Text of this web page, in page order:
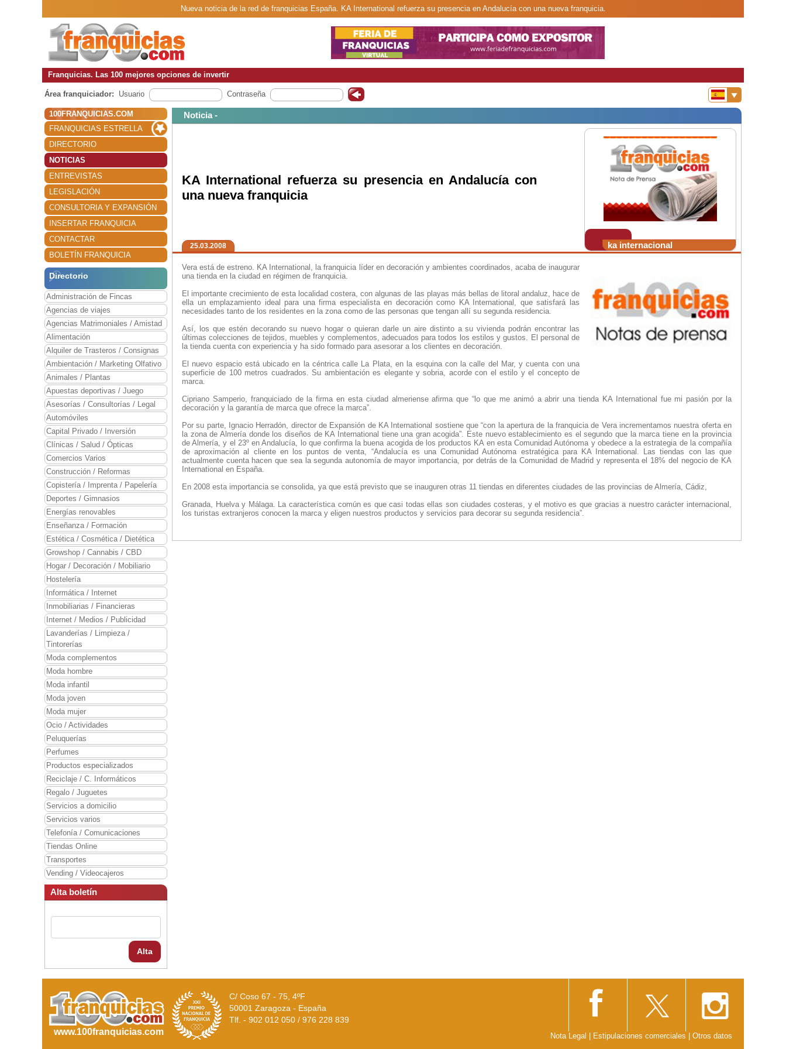
Nueva noticia de la red de franquicias España. KA International refuerza su presencia en Andalucía con una nueva franquicia.
Franquicias. Las 100 mejores opciones de invertir
Área franquiciador: Usuario Contraseña
100FRANQUICIAS.COM
FRANQUICIAS ESTRELLA
DIRECTORIO
NOTICIAS
ENTREVISTAS
LEGISLACIÓN
CONSULTORIA Y EXPANSIÓN
INSERTAR FRANQUICIA
CONTACTAR
BOLETÍN FRANQUICIA
Directorio
Administración de Fincas
Agencias de viajes
Agencias Matrimoniales / Amistad
Alimentación
Alquiler de Trasteros / Consignas
Ambientación / Marketing Olfativo
Animales / Plantas
Apuestas deportivas / Juego
Asesorías / Consultorías / Legal
Automóviles
Capital Privado / Inversión
Clínicas / Salud / Ópticas
Comercios Varios
Construcción / Reformas
Copistería / Imprenta / Papelería
Deportes / Gimnasios
Energías renovables
Enseñanza / Formación
Estética / Cosmética / Dietética
Growshop / Cannabis / CBD
Hogar / Decoración / Mobiliario
Hostelería
Informática / Internet
Inmobiliarias / Financieras
Internet / Medios / Publicidad
Lavanderías / Limpieza /
Tintorerías
Moda complementos
Moda hombre
Moda infantil
Moda joven
Moda mujer
Ocio / Actividades
Peluquerías
Perfumes
Productos especializados
Reciclaje / C. Informáticos
Regalo / Juguetes
Servicios a domicilio
Servicios varios
Telefonía / Comunicaciones
Tiendas Online
Transportes
Vending / Videocajeros
Alta boletín
Alta
Noticia -
ka internacional
KA International refuerza su presencia en Andalucía con
una nueva franquicia
25.03.2008
Vera está de estreno. KA International, la franquicia líder en decoración y ambientes coordinados, acaba de inaugurar
una tienda en la ciudad en régimen de franquicia.
El importante crecimiento de esta localidad costera, con algunas de las playas más bellas de litoral andaluz, hace de
ella un emplazamiento ideal para una firma especialista en decoración como KA International, que satisfará las
necesidades tanto de los residentes en la zona como de las personas que tengan allí su segunda residencia.
Así, los que estén decorando su nuevo hogar o quieran darle un aire distinto a su vivienda podrán encontrar las
últimas colecciones de tejidos, muebles y complementos, adecuados para todos los estilos y gustos. El personal de
la tienda cuenta con experiencia y ha sido formado para asesorar a los clientes en decoración.
El nuevo espacio está ubicado en la céntrica calle La Plata, en la esquina con la calle del Mar, y cuenta con una
superficie de 100 metros cuadrados. Su ambientación es elegante y sobria, acorde con el estilo y el concepto de
marca.
Cipriano Samperio, franquiciado de la firma en esta ciudad almeriense afirma que “lo que me animó a abrir una tienda KA International fue mi pasión por la
decoración y la garantía de marca que ofrece la marca”.
Por su parte, Ignacio Herradón, director de Expansión de KA International sostiene que “con la apertura de la franquicia de Vera incrementamos nuestra oferta en
la zona de Almería donde los diseños de KA International tiene una gran acogida”. Este nuevo establecimiento es el segundo que la marca tiene en la provincia
de Almería, y el 23º en Andalucía, lo que confirma la buena acogida de los productos KA en esta Comunidad Autónoma y obedece a la estrategia de la compañía
de aproximación al cliente en los puntos de venta, “Andalucía es una Comunidad Autónoma estratégica para KA International. Las tiendas con las que
actualmente cuenta hacen que sea la segunda autonomía de mayor importancia, por detrás de la Comunidad de Madrid y representa el 18% del negocio de KA
International en España.
En 2008 esta importancia se consolida, ya que está previsto que se inauguren otras 11 tiendas en diferentes ciudades de las provincias de Almería, Cádiz,
Granada, Huelva y Málaga. La característica común es que casi todas ellas son ciudades costeras, y el motivo es que gracias a nuestro carácter internacional,
los turistas extranjeros conocen la marca y eligen nuestros productos y servicios para decorar su segunda residencia”.
www.100franquicias.com
C/ Coso 67 - 75, 4ºF
50001 Zaragoza - España
Tlf. - 902 012 050 / 976 228 839
Nota Legal Estipulaciones comerciales Otros datos